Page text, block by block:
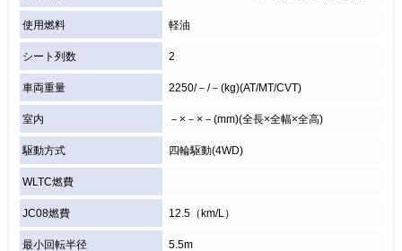
使用燃料 軽油
シート列数 2
車両重量 2250/－/－(kg)(AT/MT/CVT)
室内 －×－×－(mm)(全長×全幅×全高)
駆動方式 四輪駆動(4WD)
WLTC燃費
JC08燃費 12.5（km/L）
最小回転半径 5.5m